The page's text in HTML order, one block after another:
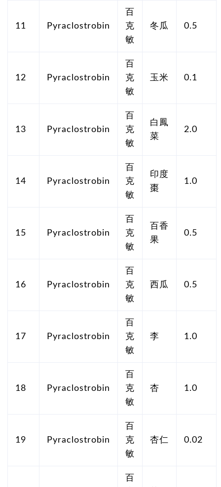
11 Pyraclostrobin
百
克
敏
冬瓜 0.5
12 Pyraclostrobin
百
克
敏
玉米 0.1
13 Pyraclostrobin
百
克
敏
白鳳
菜
2.0
14 Pyraclostrobin
百
克
敏
印度
棗
1.0
15 Pyraclostrobin
百
克
敏
百香
果
0.5
16 Pyraclostrobin
百
克
敏
西瓜 0.5
17 Pyraclostrobin
百
克
敏
李 1.0
18 Pyraclostrobin
百
克
敏
杏 1.0
19 Pyraclostrobin
百
克
敏
杏仁 0.02
百